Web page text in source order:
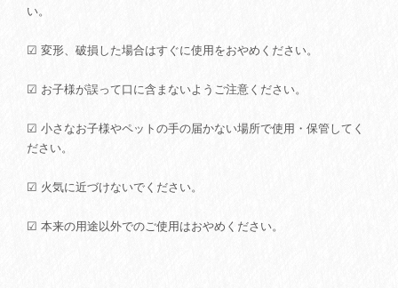
い。
☑ 変形、破損した場合はすぐに使用をおやめください。
☑ お子様が誤って口に含まないようご注意ください。
☑ 小さなお子様やペットの手の届かない場所で使用・保管してく
ださい。
☑ 火気に近づけないでください。
☑ 本来の用途以外でのご使用はおやめください。